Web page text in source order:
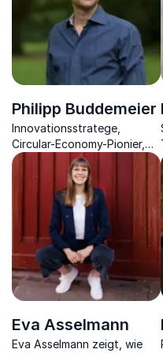
Philipp Buddemeier
Innovationsstratege,
Circular-Economy-Pionier,
Autor und Unternehmer, der
sich auf die Entwicklung und
Umsetzung zukunftsfähiger
Geschäftsmodelle
spezialisiert hat
Eva Asselmann
Eva Asselmann zeigt, wie